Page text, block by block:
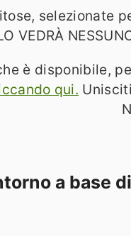
selezionate
VEDRÀ
è disponibile,
qui.
a base